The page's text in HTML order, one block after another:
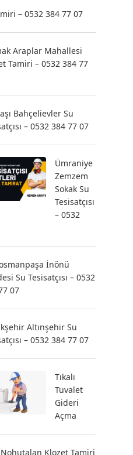
– 0532 384 77 07
Araplar Mahallesi
Tamiri – 0532 384 77
Bahçelievler Su
– 0532 384 77 07
Ümraniye
Zemzem
Sokak Su
Tesisatçısı
– 0532
İnönü
Su Tesisatçısı – 0532
07
Altınşehir Su
– 0532 384 77 07
Tıkalı
Tuvalet
Gideri
Açma
Klozet Tamiri